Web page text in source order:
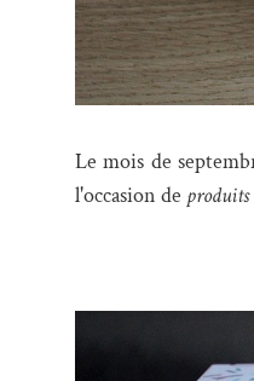
Le mois de
l'occasion de produits